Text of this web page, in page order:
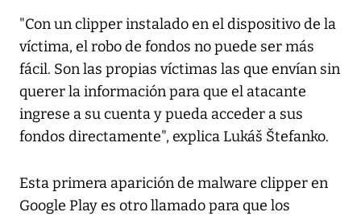
"Con un clipper instalado en el dispositivo de la
víctima, el robo de fondos no puede ser más
fácil. Son las propias víctimas las que envían sin
querer la información para que el atacante
ingrese a su cuenta y pueda acceder a sus
fondos directamente", explica Lukáš Štefanko.
Esta primera aparición de malware clipper en
Google Play es otro llamado para que los